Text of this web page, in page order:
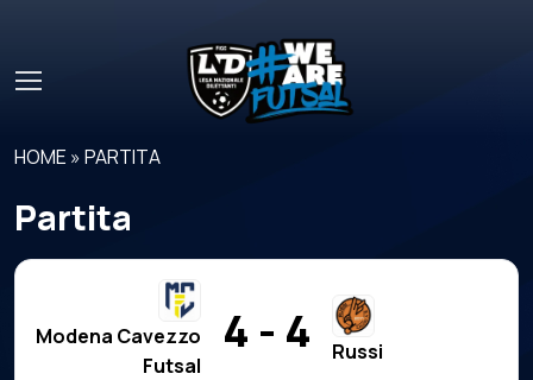
HOME »PARTITA
Partita
Modena Cavezzo
Futsal
4 - 4 Russi